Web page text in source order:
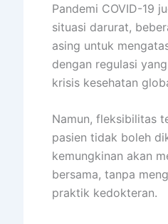
Pandemi COVID-19
situasi darurat,
asing untuk
dengan regulasi
krisis kesehatan
Namun, fleksibilitas
pasien tidak boleh
kemungkinan akan
bersama, tanpa
praktik kedokteran.